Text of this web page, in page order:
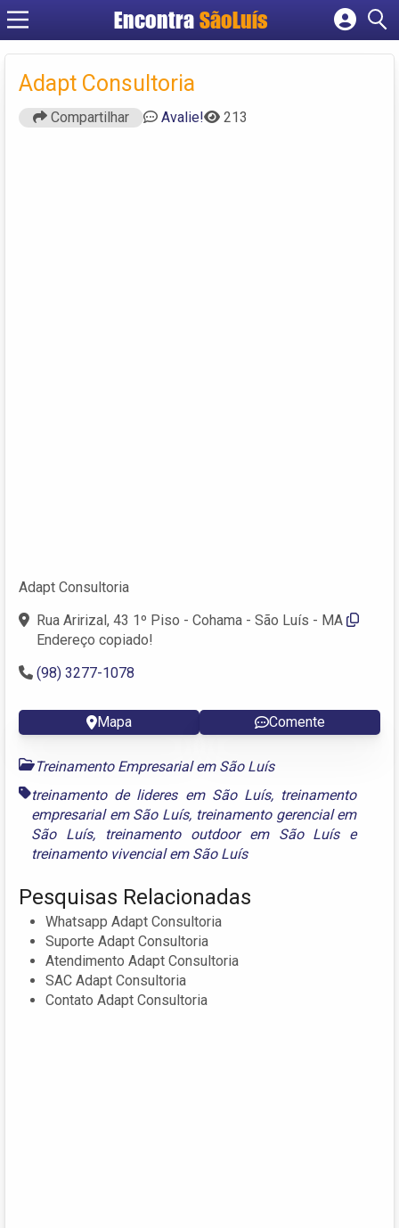
Encontra SãoLuís
Cadastrar empresa
Criar conta
Adapt Consultoria
Compartilhar Avalie! 213
Adapt Consultoria
Rua Aririzal, 43 1º Piso - Cohama - São Luís - MA
Endereço copiado!
(98) 3277-1078
Mapa Comente
Treinamento Empresarial em São Luís
treinamento de lideres em São Luís, treinamento
empresarial em São Luís, treinamento gerencial em
São Luís, treinamento outdoor em São Luíse
treinamento vivencial em São Luís
Pesquisas Relacionadas
Whatsapp Adapt Consultoria
Suporte Adapt Consultoria
Atendimento Adapt Consultoria
SAC Adapt Consultoria
Contato Adapt Consultoria